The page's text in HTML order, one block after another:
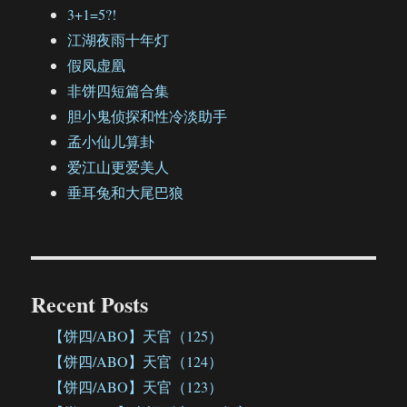
3+1=5?!
江湖夜雨十年灯
假凤虚凰
非饼四短篇合集
胆小鬼侦探和性冷淡助手
孟小仙儿算卦
爱江山更爱美人
垂耳兔和大尾巴狼
Recent Posts
【饼四/ABO】天官（125）
【饼四/ABO】天官（124）
【饼四/ABO】天官（123）